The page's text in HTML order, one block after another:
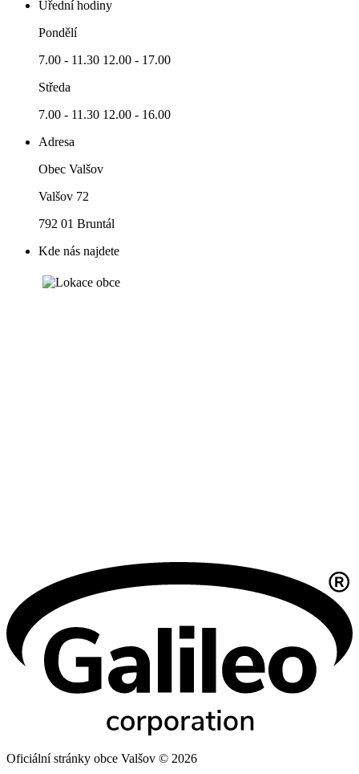
Úřední hodiny
Pondělí
7.00 - 11.30 12.00 - 17.00
Středa
7.00 - 11.30 12.00 - 16.00
Adresa
Obec Valšov
Valšov 72
792 01 Bruntál
Kde nás najdete
Oficiální stránky obce Valšov © 2026